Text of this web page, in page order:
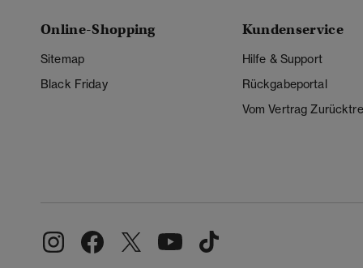
Online-Shopping
Sitemap
Black Friday
Kundenservice
Hilfe & Support
Rückgabeportal
Vom Vertrag